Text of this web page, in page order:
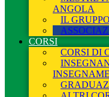
ANGOLA
IL
CORSI
CORSI DI